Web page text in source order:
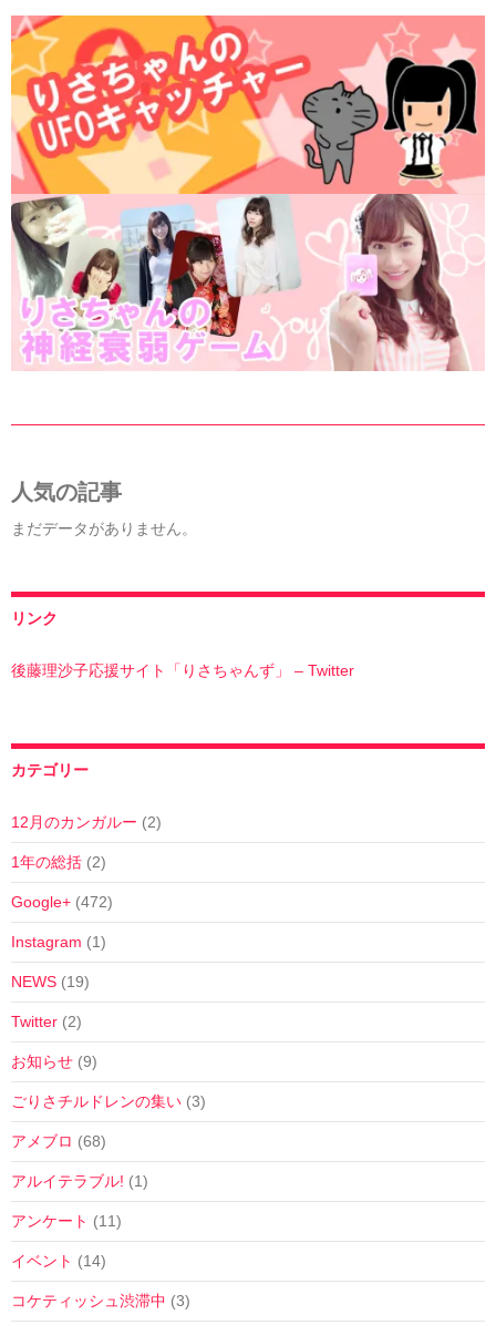
人気の記事
まだデータがありません。
リンク
後藤理沙子応援サイト「りさちゃんず」 – Twitter
カテゴリー
12月のカンガルー (2)
1年の総括 (2)
Google+ (472)
Instagram (1)
NEWS (19)
Twitter (2)
お知らせ (9)
ごりさチルドレンの集い (3)
アメブロ (68)
アルイテラブル! (1)
アンケート (11)
イベント (14)
コケティッシュ渋滞中 (3)